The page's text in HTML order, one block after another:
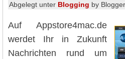
Abgelegt unter Blogging by
Auf Appstore4mac.de
werdet Ihr in Zukunft
Nachrichten rund um